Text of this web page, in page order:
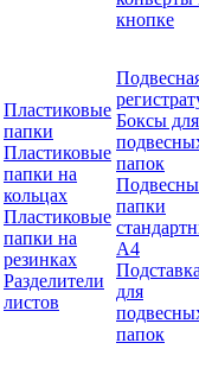
кнопке
Пластиковые
папки
Пластиковые
папки на
кольцах
Пластиковые
папки на
резинках
Разделители
листов
Боксы для
папок
папки
А4
для
папок